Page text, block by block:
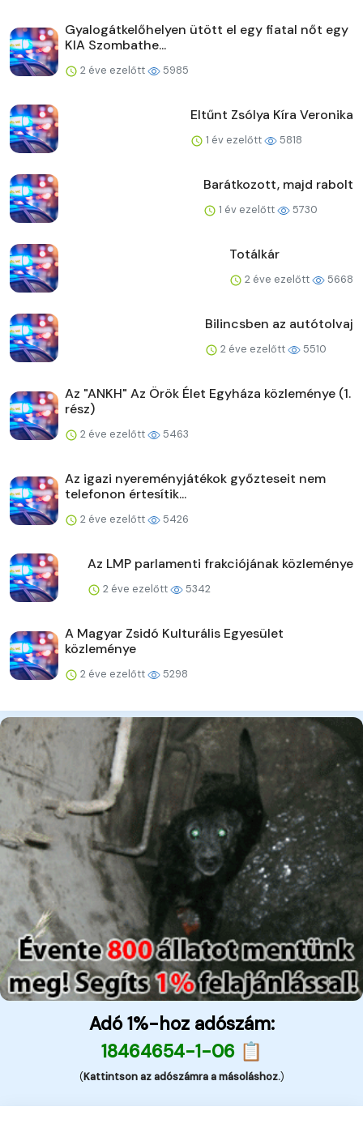
Gyalogátkelőhelyen ütött el egy fiatal nőt egy
KIA Szombathe...
2 éve ezelőtt 5985
Eltűnt Zsólya Kíra Veronika
1 év ezelőtt 5818
Barátkozott, majd rabolt
1 év ezelőtt 5730
Totálkár
2 éve ezelőtt 5668
Bilincsben az autótolvaj
2 éve ezelőtt 5510
Az "ANKH" Az Örök Élet Egyháza közleménye (1.
rész)
2 éve ezelőtt 5463
Az igazi nyereményjátékok győzteseit nem
telefonon értesítik...
2 éve ezelőtt 5426
Az LMP parlamenti frakciójának közleménye
2 éve ezelőtt 5342
A Magyar Zsidó Kulturális Egyesület
közleménye
2 éve ezelőtt 5298
Adó 1%-hoz adószám:
18464654-1-06 📋
(Kattintson az adószámra a másoláshoz.)